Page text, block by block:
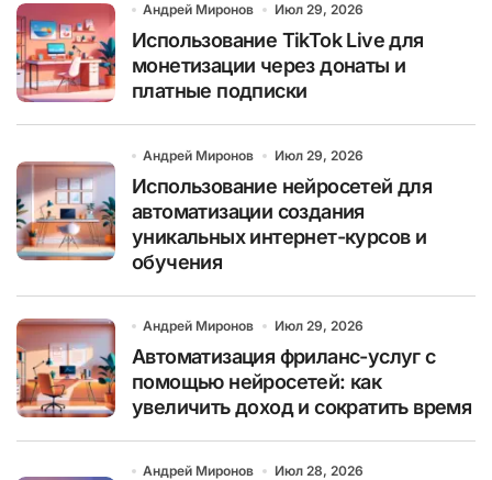
Андрей Миронов Июл 29, 2026
Использование TikTok Live для
монетизации через донаты и
платные подписки
Андрей Миронов Июл 29, 2026
Использование нейросетей для
автоматизации создания
уникальных интернет-курсов и
обучения
Андрей Миронов Июл 29, 2026
Автоматизация фриланс-услуг с
помощью нейросетей: как
увеличить доход и сократить время
Андрей Миронов Июл 28, 2026